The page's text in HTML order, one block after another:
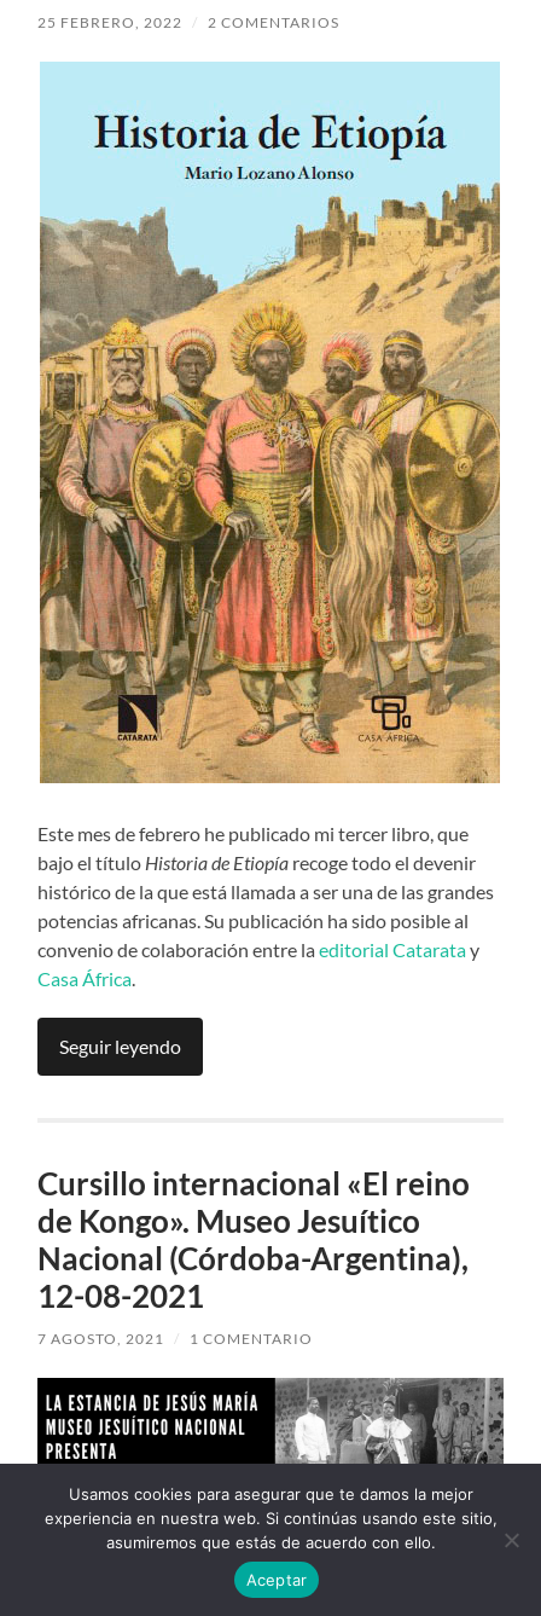
25 FEBRERO, 2022 / 2 COMENTARIOS
Este mes de febrero he publicado mi tercer libro, que
bajo el título Historia de Etiopía recoge todo el devenir
histórico de la que está llamada a ser una de las grandes
potencias africanas. Su publicación ha sido posible al
convenio de colaboración entre laeditorial Cataratay
Casa África
Seguir leyendo
Cursillo internacional «El reino
de Kongo». Museo Jesuítico
Nacional (Córdoba-Argentina),
12-08-2021
7 AGOSTO, 2021 / 1 COMENTARIO
Usamos cookies para asegurar que te damos la mejor
experiencia en nuestra web. Si continúas usando este sitio,
asumiremos que estás de acuerdo con ello.
Aceptar